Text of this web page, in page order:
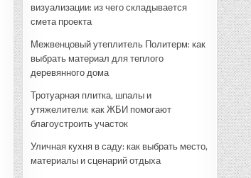
визуализации: из чего складывается
смета проекта
Межвенцовый утеплитель Политерм: как
выбрать материал для теплого
деревянного дома
Тротуарная плитка, шпалы и
утяжелители: как ЖБИ помогают
благоустроить участок
Уличная кухня в саду: как выбрать место,
материалы и сценарий отдыха